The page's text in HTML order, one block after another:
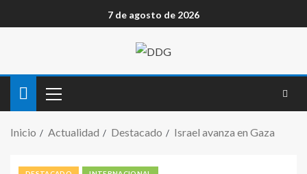
7 de agosto de 2026
Inicio Actualidad Destacado Israel avanza en Gaza